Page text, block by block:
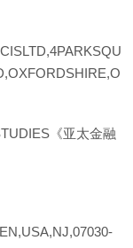
《亚太金融